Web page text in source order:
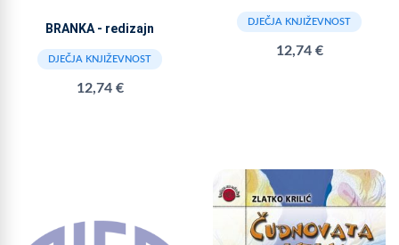
BRANKA - redizajn
DJEČJA KNJIŽEVNOST
12,74 €
DJEČJA KNJIŽEVNOST
12,74 €